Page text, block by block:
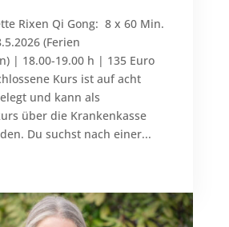
Rixen Qi Gong: 8 x 60 Min.
(Ferien
| 18.00-19.00 h | 135 Euro
Kurs ist auf acht
und kann als
über die Krankenkasse
Du suchst nach einer...